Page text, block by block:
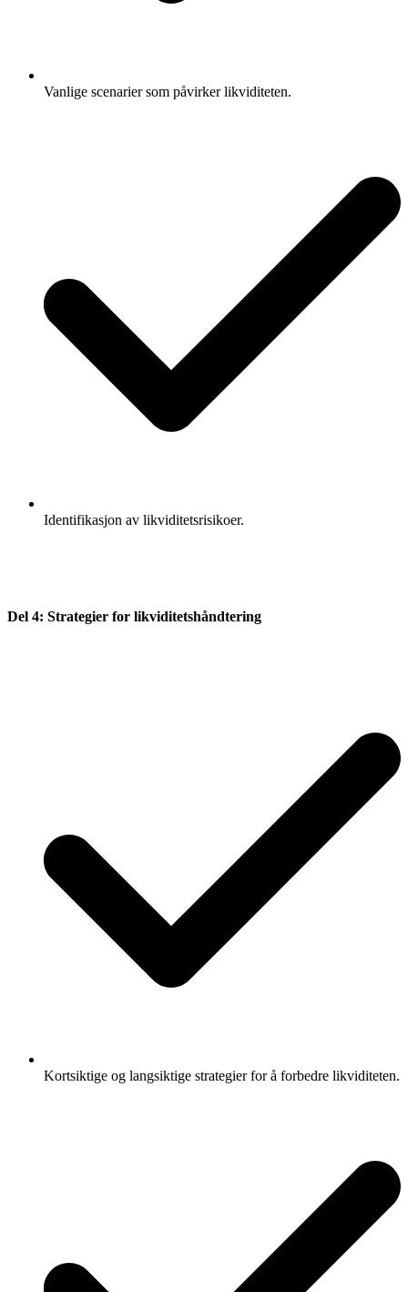
Vanlige scenarier som påvirker likviditeten.
Identifikasjon av likviditetsrisikoer.
Del 4: Strategier for likviditetshåndtering
Kortsiktige og langsiktige strategier for å forbedre likviditeten.